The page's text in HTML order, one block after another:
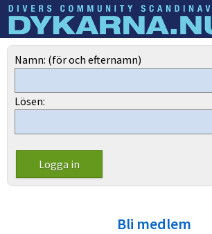
Dyknyheter
Namn: (för och efternamn)
Lösen:
Bli medlem